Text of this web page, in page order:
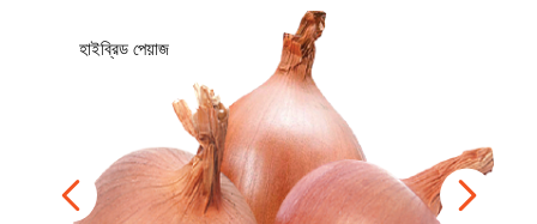
হাইব্রিড পেয়াজ